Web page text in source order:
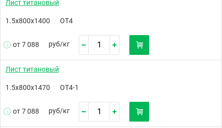
Лист титановый
1.5х800х1400 ОТ4
от 7 088 руб/кг
Лист титановый
1.5х800х1470 ОТ4-1
от 7 088 руб/кг